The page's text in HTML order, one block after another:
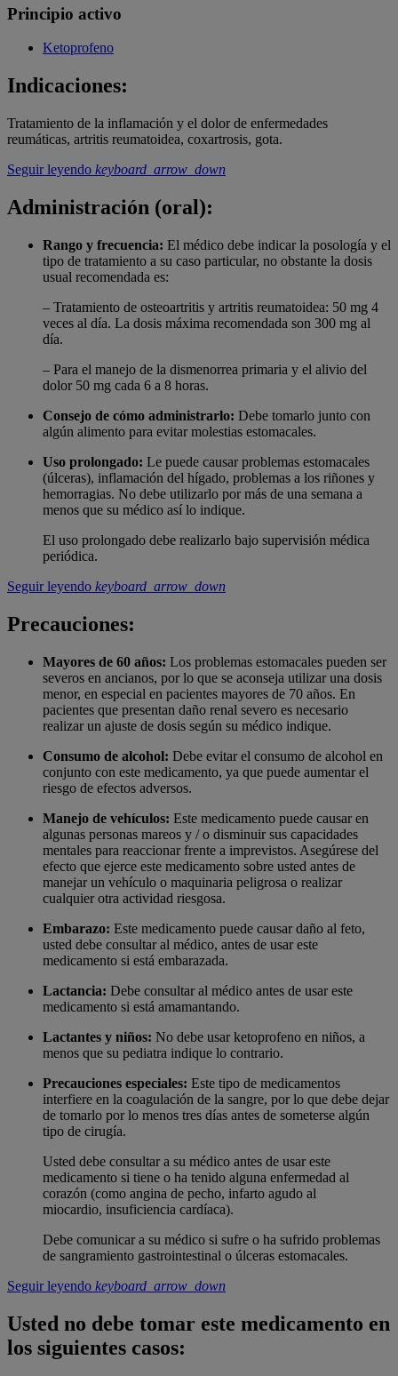
Principio activo
Ketoprofeno
Indicaciones:
Tratamiento de la inflamación y el dolor de enfermedades
reumáticas, artritis reumatoidea, coxartrosis, gota.
Seguir leyendo keyboard_arrow_down
Administración (oral):
Rango y frecuencia: El médico debe indicar la posología y el
tipo de tratamiento a su caso particular, no obstante la dosis
usual recomendada es:
– Tratamiento de osteoartritis y artritis reumatoidea: 50 mg 4
veces al día. La dosis máxima recomendada son 300 mg al
día.
– Para el manejo de la dismenorrea primaria y el alivio del
dolor 50 mg cada 6 a 8 horas.
Consejo de cómo administrarlo: Debe tomarlo junto con
algún alimento para evitar molestias estomacales.
Uso prolongado: Le puede causar problemas estomacales
(úlceras), inflamación del hígado, problemas a los riñones y
hemorragias. No debe utilizarlo por más de una semana a
menos que su médico así lo indique.
El uso prolongado debe realizarlo bajo supervisión médica
periódica.
Seguir leyendo keyboard_arrow_down
Precauciones:
Mayores de 60 años: Los problemas estomacales pueden ser
severos en ancianos, por lo que se aconseja utilizar una dosis
menor, en especial en pacientes mayores de 70 años. En
pacientes que presentan daño renal severo es necesario
realizar un ajuste de dosis según su médico indique.
Consumo de alcohol: Debe evitar el consumo de alcohol en
conjunto con este medicamento, ya que puede aumentar el
riesgo de efectos adversos.
Manejo de vehículos: Este medicamento puede causar en
algunas personas mareos y / o disminuir sus capacidades
mentales para reaccionar frente a imprevistos. Asegúrese del
efecto que ejerce este medicamento sobre usted antes de
manejar un vehículo o maquinaria peligrosa o realizar
cualquier otra actividad riesgosa.
Embarazo: Este medicamento puede causar daño al feto,
usted debe consultar al médico, antes de usar este
medicamento si está embarazada.
Lactancia: Debe consultar al médico antes de usar este
medicamento si está amamantando.
Lactantes y niños: No debe usar ketoprofeno en niños, a
menos que su pediatra indique lo contrario.
Precauciones especiales: Este tipo de medicamentos
interfiere en la coagulación de la sangre, por lo que debe dejar
de tomarlo por lo menos tres días antes de someterse algún
tipo de cirugía.
Usted debe consultar a su médico antes de usar este
medicamento si tiene o ha tenido alguna enfermedad al
corazón (como angina de pecho, infarto agudo al
miocardio, insuficiencia cardíaca).
Debe comunicar a su médico si sufre o ha sufrido problemas
de sangramiento gastrointestinal o úlceras estomacales.
Seguir leyendo keyboard_arrow_down
Usted no debe tomar este medicamento en
los siguientes casos: